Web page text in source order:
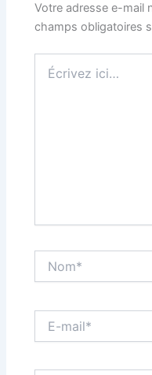
Votre adresse e-mail
champs obligatoires
ici…
mail*